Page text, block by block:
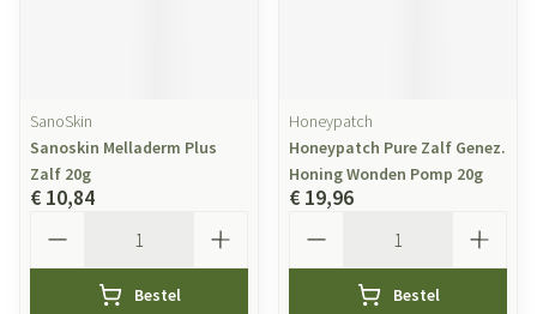
SanoSkin
Sanoskin Melladerm Plus
Zalf 20g
€ 10,84
Bestel
Honeypatch
Honeypatch Pure Zalf Genez.
Honing Wonden Pomp 20g
€ 19,96
Bestel